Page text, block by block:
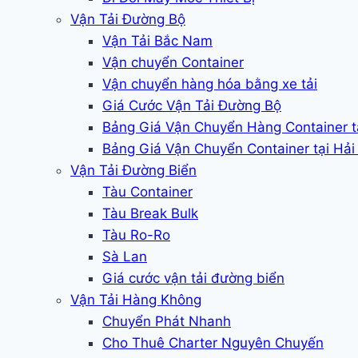
Vận Tải Đường Bộ
Vận Tải Bắc Nam
Vận chuyển Container
Vận chuyển hàng hóa bằng xe tải
Giá Cước Vận Tải Đường Bộ
Bảng Giá Vận Chuyển Hàng Container
Bảng Giá Vận Chuyển Container tại Hải
Vận Tải Đường Biển
Tàu Container
Tàu Break Bulk
Tàu Ro-Ro
Sà Lan
Giá cước vận tải đường biển
Vận Tải Hàng Không
Chuyển Phát Nhanh
Cho Thuê Charter Nguyên Chuyến